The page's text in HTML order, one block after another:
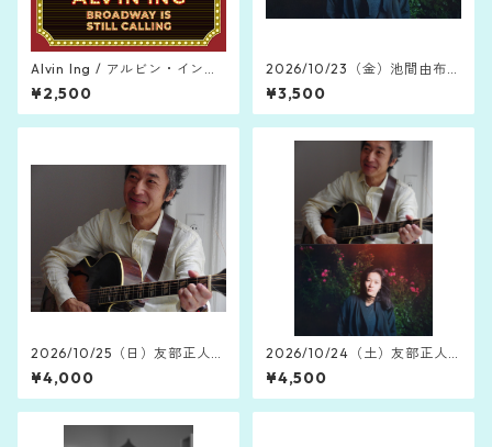
Alvin Ing / アルビン・イン
「Broadway Is Still Calling」
(2020)
¥2,500
2026/10/23（金）池間由布子
ライブ 2026
¥3,500
2026/10/25（日）友部正人
ニューアルバム「長い旅」発
売記念ソロライブ
¥4,000
2026/10/24（土）友部正人 ×
池間由布子 ライブ 2026 "音
の先にある静けさに"２
¥4,500